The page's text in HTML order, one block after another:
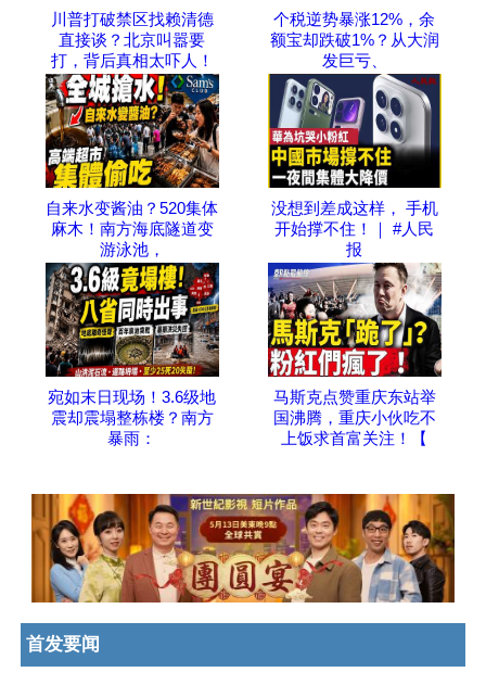
川普打破禁区找赖清德
直接谈？北京叫嚣要
打，背后真相太吓人！
个税逆势暴涨12%，余
额宝却跌破1%？从大润
发巨亏、
自来水变酱油？520集体
麻木！南方海底隧道变
游泳池，
没想到差成这样， 手机
开始撑不住！｜ #人民
报
宛如末日现场！3.6级地
震却震塌整栋楼？南方
暴雨：
马斯克点赞重庆东站举
国沸腾，重庆小伙吃不
上饭求首富关注！【
首发要闻